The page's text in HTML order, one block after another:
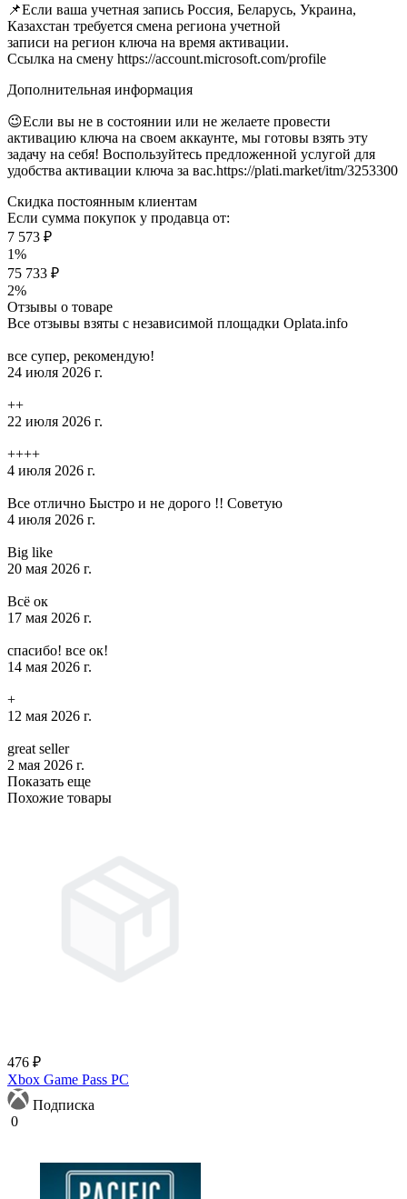
📌Если ваша учетная запись Россия, Беларусь, Украина,
Казахстан требуется смена региона учетной
записи на регион ключа на время активации.
Ссылка на смену https://account.microsoft.com/profile
Дополнительная информация
😉Если вы не в состоянии или не желаете провести
активацию ключа на своем аккаунте, мы готовы взять эту
задачу на себя! Воспользуйтесь предложенной услугой для
удобства активации ключа за вас.https://plati.market/itm/3253300
Скидка постоянным клиентам
Если сумма покупок у продавца от:
7 573 ₽
1%
75 733 ₽
2%
Отзывы о товаре
Все отзывы взяты с независимой площадки Oplata.info
все супер, рекомендую!
24 июля 2026 г.
++
22 июля 2026 г.
++++
4 июля 2026 г.
Все отлично Быстро и не дорого !! Советую
4 июля 2026 г.
Big like
20 мая 2026 г.
Всё ок
17 мая 2026 г.
спасибо! все ок!
14 мая 2026 г.
+
12 мая 2026 г.
great seller
2 мая 2026 г.
Показать еще
Похожие товары
476 ₽
Xbox Game Pass PC
Подписка
0